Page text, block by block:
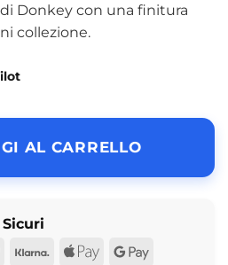
Donkey con una finitura
collezione.
AL CARRELLO
PayPalKlarna Apple Google